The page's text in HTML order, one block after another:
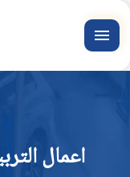
القائمة
اعمال